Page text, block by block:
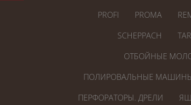
PROFI
PROMA
SCHEPPACH
ОТБОЙНЫЕ
ПОЛИРОВАЛЬНЫЕ
ПЕРФОРАТОРЫ. ДРЕЛИ